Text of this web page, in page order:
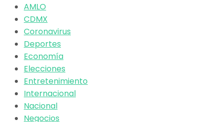
AMLO
CDMX
Coronavirus
Deportes
Economía
Elecciones
Entretenimiento
Internacional
Nacional
Negocios